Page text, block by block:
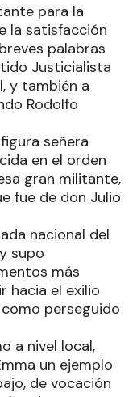
para la
la satisfacción
palabras
Justicialista
y también a
Rodolfo
señera
en el orden
gran militante,
fue de don Julio
nacional del
supo
más
hacia el exilio
perseguido
a nivel local,
un ejemplo
de vocación